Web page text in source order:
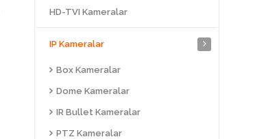
HD-TVI Kameralar
IP Kameralar
Box Kameralar
Dome Kameralar
IR Bullet Kameralar
PTZ Kameralar